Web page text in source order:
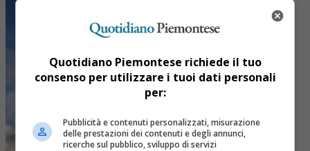
Quotidiano Piemontese richiede il tuo
consenso per utilizzare i tuoi dati personali
per:
Pubblicità e contenuti personalizzati, misurazione
delle prestazioni dei contenuti e degli annunci,
ricerche sul pubblico, sviluppo di servizi